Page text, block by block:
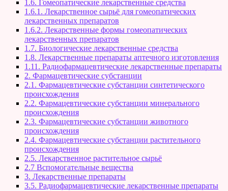
1.6. Гомеопатические лекарственные средства
1.6.1. Лекарственное сырьё для гомеопатических
лекарственных препаратов
1.6.2. Лекарственные формы гомеопатических
лекарственных препаратов
1.7. Биологические лекарственные средства
1.8. Лекарственные препараты аптечного изготовления
1.11. Радиофармацевтические лекарственные препараты
2. Фармацевтические субстанции
2.1. Фармацевтические субстанции синтетического
происхождения
2.2. Фармацевтические субстанции минерального
происхождения
2.3. Фармацевтические субстанции животного
происхождения
2.4. Фармацевтические субстанции растительного
происхождения
2.5. Лекарственное растительное сырьё
2.7 Вспомогательные вещества
3. Лекарственные препараты
3.5. Радиофармацевтические лекарственные препараты